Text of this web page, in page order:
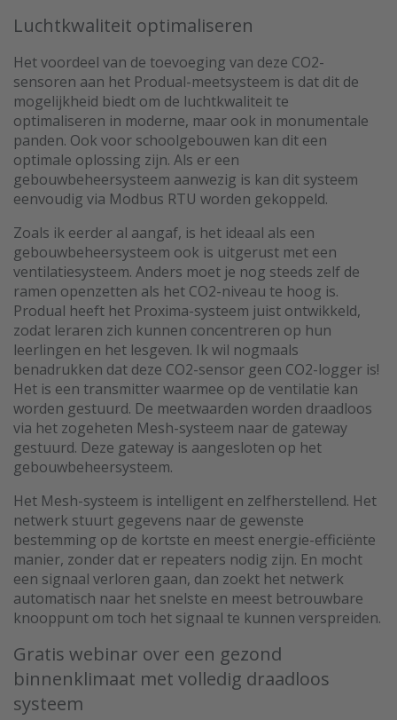
Luchtkwaliteit optimaliseren
Het voordeel van de toevoeging van deze CO2-
sensoren aan het Produal-meetsysteem is dat dit de
mogelijkheid biedt om de luchtkwaliteit te
optimaliseren in moderne, maar ook in monumentale
panden. Ook voor schoolgebouwen kan dit een
optimale oplossing zijn. Als er een
gebouwbeheersysteem aanwezig is kan dit systeem
eenvoudig via Modbus RTU worden gekoppeld.
Zoals ik eerder al aangaf, is het ideaal als een
gebouwbeheersysteem ook is uitgerust met een
ventilatiesysteem. Anders moet je nog steeds zelf de
ramen openzetten als het CO2-niveau te hoog is.
Produal heeft het Proxima-systeem juist ontwikkeld,
zodat leraren zich kunnen concentreren op hun
leerlingen en het lesgeven. Ik wil nogmaals
benadrukken dat deze CO2-sensor geen CO2-logger is!
Het is een transmitter waarmee op de ventilatie kan
worden gestuurd. De meetwaarden worden draadloos
via het zogeheten Mesh-systeem naar de gateway
gestuurd. Deze gateway is aangesloten op het
gebouwbeheersysteem.
Het Mesh-systeem is intelligent en zelfherstellend. Het
netwerk stuurt gegevens naar de gewenste
bestemming op de kortste en meest energie-efficiënte
manier, zonder dat er repeaters nodig zijn. En mocht
een signaal verloren gaan, dan zoekt het netwerk
automatisch naar het snelste en meest betrouwbare
knooppunt om toch het signaal te kunnen verspreiden.
Gratis webinar over een gezond
binnenklimaat met volledig draadloos
systeem